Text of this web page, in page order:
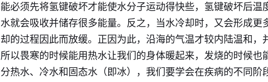
能必须先将氢键破坏才能使水分子运动得快些，氢键破坏后温
水就会吸收并储存很多能量。反之，当水冷却时，又会形成更
却的过程因此而放缓。正因为此，沿海的气温才较内陆温和，
所以畏寒的时候能用热水让我们的身体暖起来，发烧的时候也
分热水、冷水和固态水（即冰），我们要学会在疾病的不同阶